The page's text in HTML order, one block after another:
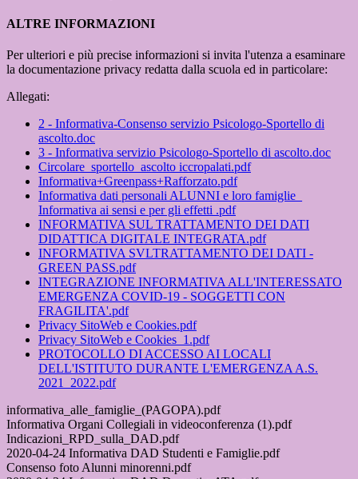
ALTRE INFORMAZIONI
Per ulteriori e più precise informazioni si invita l'utenza a esaminare
la documentazione privacy redatta dalla scuola ed in particolare:
Allegati:
2 - Informativa-Consenso servizio Psicologo-Sportello di
ascolto.doc
3 - Informativa servizio Psicologo-Sportello di ascolto.doc
Circolare_sportello_ascolto iccropalati.pdf
Informativa+Greenpass+Rafforzato.pdf
Informativa dati personali ALUNNI e loro famiglie_
Informativa ai sensi e per gli effetti .pdf
INFORMATIVA SUL TRATTAMENTO DEI DATI
DIDATTICA DIGITALE INTEGRATA.pdf
INFORMATIVA SVLTRATTAMENTO DEI DATI -
GREEN PASS.pdf
INTEGRAZIONE INFORMATIVA ALL'INTERESSATO
EMERGENZA COVID-19 - SOGGETTI CON
FRAGILITA'.pdf
Privacy SitoWeb e Cookies.pdf
Privacy SitoWeb e Cookies_1.pdf
PROTOCOLLO DI ACCESSO AI LOCALI
DELL'ISTITUTO DURANTE L'EMERGENZA A.S.
2021_2022.pdf
informativa_alle_famiglie_(PAGOPA).pdf
Informativa Organi Collegiali in videoconferenza (1).pdf
Indicazioni_RPD_sulla_DAD.pdf
2020-04-24 Informativa DAD Studenti e Famiglie.pdf
Consenso foto Alunni minorenni.pdf